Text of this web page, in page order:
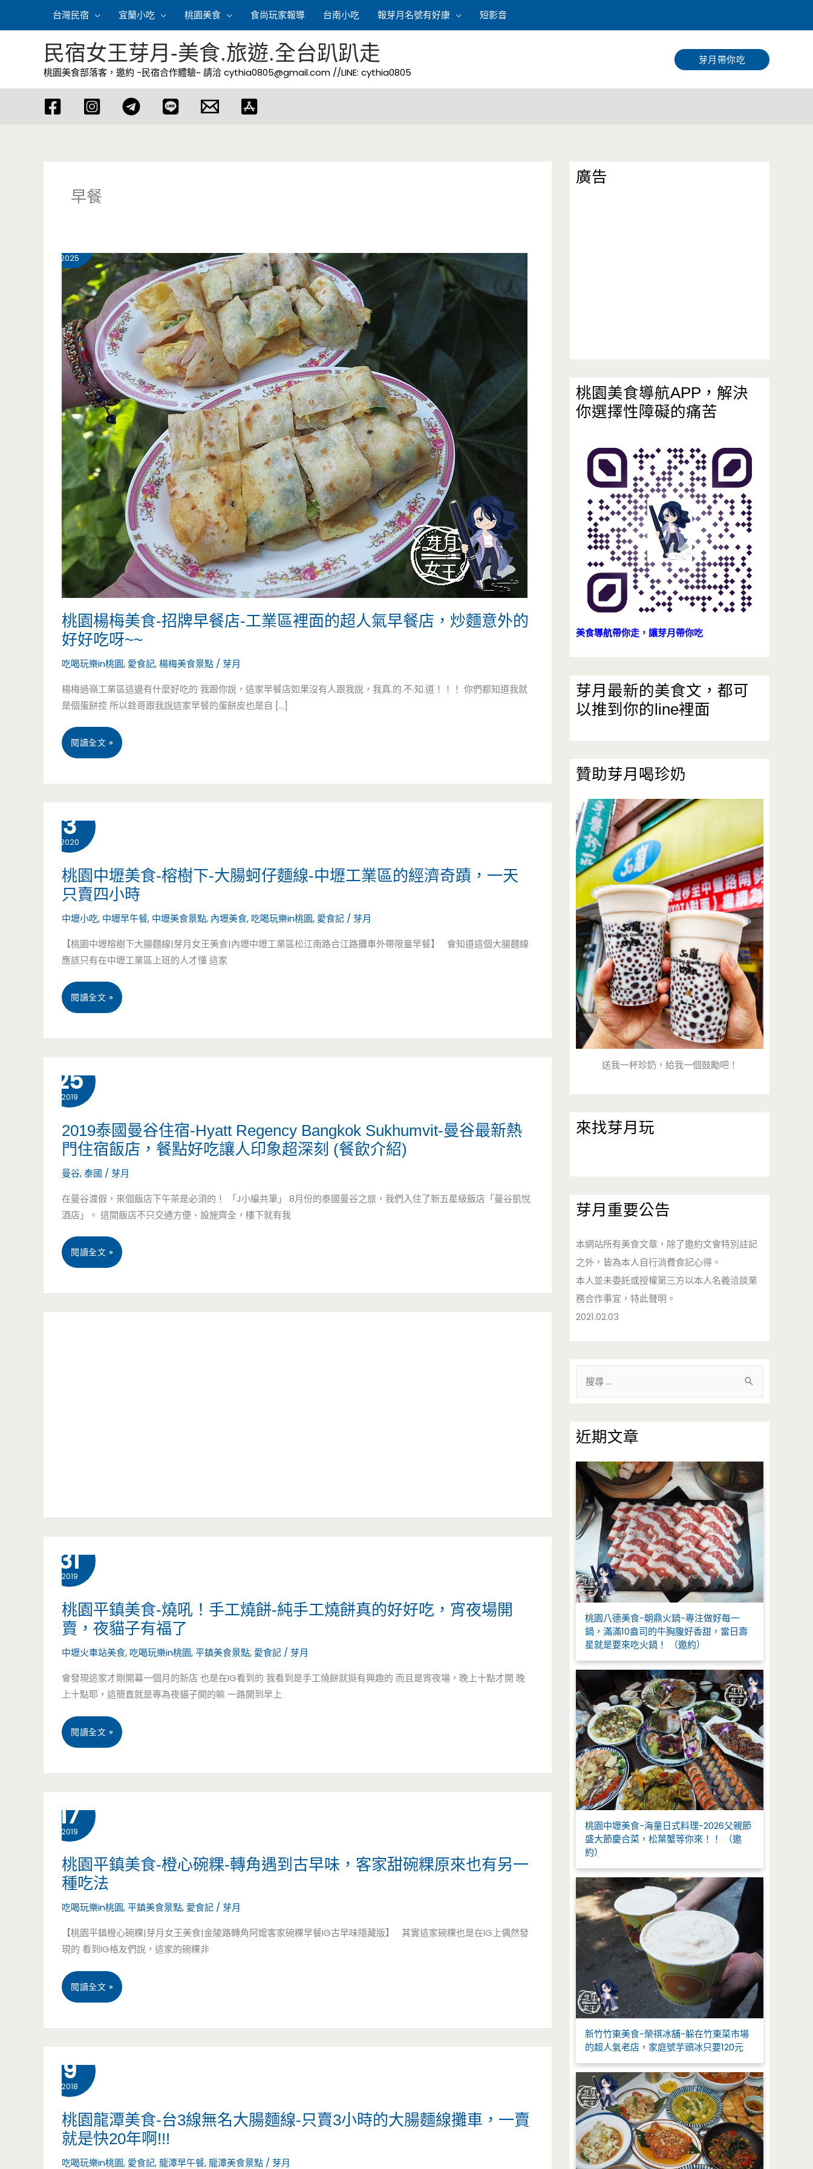
容
台灣民宿 宜蘭小吃 桃園美食 食尚玩家報導 台南小吃 報芽月名號有好康 短影音
尋
民宿女王芽月-美食.旅遊.全台趴趴走
桃園美食部落客，邀約 -民宿合作體驗~ 請洽cythia0805@gmail.com //LINE: cythia0805
芽月帶你吃
早餐
2025
桃園楊梅美食-招牌早餐店-工業區裡面的超人氣早餐店，炒麵意外的
好好吃呀~~
吃喝玩樂in桃園, 愛食記,楊梅美食景點 /芽月
楊梅過嶺工業區這邊有什麼好吃的 我跟你說，這家早餐店如果沒有人跟我說，我真.的.不.知.道！！！ 你們都知道我就
是個蛋餅控 所以銓哥跟我說這家早餐的蛋餅皮也是自 […]
桃
梅
美
食-
招
牌
早
店-
區
裡
面
的
超
人
早
~~
閱讀全文 »
3
2020
桃園中壢美食-榕樹下-大腸蚵仔麵線-中壢工業區的經濟奇蹟，一天
只賣四小時
中壢小吃, 中壢早午餐, 中壢美食景點, 內壢美食, 吃喝玩樂in桃園, 愛食記 /芽月
【桃園中壢榕樹下大腸麵線|芽月女王美食|內壢中壢工業區松江南路合江路攤車外帶限量早餐】 會知道這個大腸麵線
應該只有在中壢工業區上班的人才懂 這家
桃
壢
美
食-
榕
樹
下-
腸
濟
奇
蹟，
一
天
只
四
閱讀全文 »
25
2019
2019泰國曼谷住宿-Hyatt Regency Bangkok Sukhumvit-曼谷最新熱
門住宿飯店，餐點好吃讓人印象超深刻 (餐飲介紹)
曼谷,泰國 / 芽月
在曼谷渡假，來個飯店下午茶是必須的！ 「J小編共筆」 8月份的泰國曼谷之旅，我們入住了新五星級飯店「曼谷凱悅
酒店」。 這間飯店不只交通方便、設施齊全，樓下就有我
2019
谷
最
新
熱
門
住
飯
點
好
吃
讓
人
印
超
(餐
飲
介
紹)
閱讀全文 »
31
2019
桃園平鎮美食-燒吼！手工燒餅-純手工燒餅真的好好吃，宵夜場開
賣，夜貓子有福了
中壢火車站美食, 吃喝玩樂in桃園,平鎮美食景點, 愛食記 / 芽月
會發現這家才剛開幕一個月的新店 也是在IG看到的 我看到是手工燒餅就挺有興趣的 而且是宵夜場，晚上十點才開 晚
上十點耶，這簡直就是專為夜貓子開的嘛 一路開到早上
桃
鎮
美
食-
燒
吼！
手
燒
工
燒
餅
真
閱讀全文 »
17
2019
桃園平鎮美食-橙心碗粿-轉角遇到古早味，客家甜碗粿原來也有另一
種吃法
吃喝玩樂in桃園,平鎮美食景點, 愛食記 / 芽月
【桃園平鎮橙心碗粿|芽月女王美食|金陵路轉角阿嬤客家碗粿早餐IG古早味隱藏版】 其實這家碗粿也是在IG上偶然發
現的 看到IG格友們說，這家的碗粿非
桃
鎮
美
食-
橙
心
閱讀全文 »
9
2018
桃園龍潭美食-台3線無名大腸麵線-只賣3小時的大腸麵線攤車，一賣
就是快20年啊!!!
吃喝玩樂in桃園, 愛食記,龍潭早午餐,龍潭美食景點 /芽月
廣告
桃園美食導航APP，解決
你選擇性障礙的痛苦
美食導航帶你走，讓芽月帶你吃
芽月最新的美食文，都可
以推到你的line裡面
贊助芽月喝珍奶
送我一杯珍奶，給我一個鼓勵吧！
來找芽月玩
芽月重要公告
本網站所有美食文章，除了邀約文會特別註記
之外，皆為本人自行消費食記心得。
本人並未委託或授權第三方以本人名義洽談業
務合作事宜，特此聲明。
2021.02.03
鍵
字
:
近期文章
桃園八德美食-朝鼎火鍋-專注做好每一
鍋，滿滿10盎司的牛胸腹好香甜，當日壽
星就是要來吃火鍋！ （邀約）
桃園中壢美食-海童日式料理-2026父親節
盛大節慶合菜，松葉蟹等你來！！ （邀
約）
新竹竹東美食-榮祺冰舖-躲在竹東菜市場
的超人氣老店，家庭號芋頭冰只要120元